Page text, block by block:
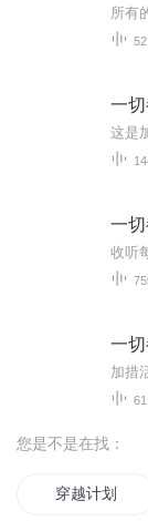
52
一
一
一
61
您是不是在找：
穿越计划